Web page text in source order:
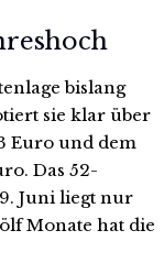
bislang
sie klar über
Euro und dem
Das 52-
Juni liegt nur
Monate hat die